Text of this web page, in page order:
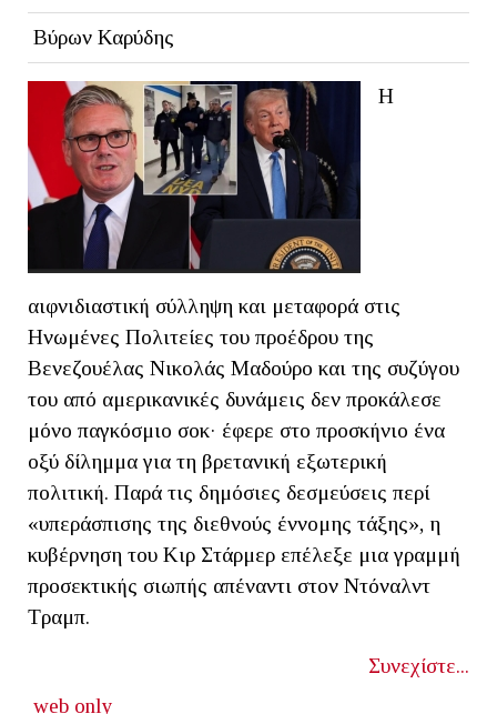
Βύρων Καρύδης
Η
αιφνιδιαστική σύλληψη και μεταφορά στις
Ηνωμένες Πολιτείες του προέδρου της
Βενεζουέλας Νικολάς Μαδούρο και της συζύγου
του από αμερικανικές δυνάμεις δεν προκάλεσε
μόνο παγκόσμιο σοκ· έφερε στο προσκήνιο ένα
οξύ δίλημμα για τη βρετανική εξωτερική
πολιτική. Παρά τις δημόσιες δεσμεύσεις περί
«υπεράσπισης της διεθνούς έννομης τάξης», η
κυβέρνηση του Κιρ Στάρμερ επέλεξε μια γραμμή
προσεκτικής σιωπής απέναντι στον Ντόναλντ
Τραμπ.
Συνεχίστε...
web only